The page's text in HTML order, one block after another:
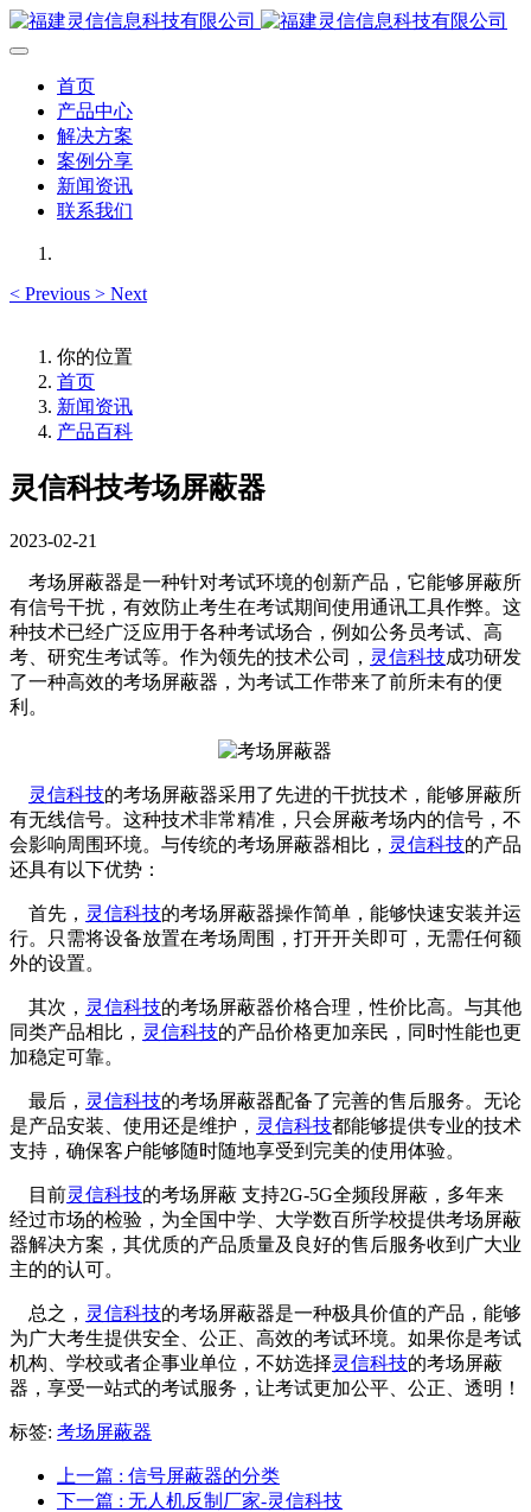
首页
产品中心
解决方案
案例分享
新闻资讯
联系我们
< Previous > Next
你的位置
首页
新闻资讯
产品百科
灵信科技考场屏蔽器
2023-02-21
考场屏蔽器是一种针对考试环境的创新产品，它能够屏蔽所
有信号干扰，有效防止考生在考试期间使用通讯工具作弊。这
种技术已经广泛应用于各种考试场合，例如公务员考试、高
考、研究生考试等。作为领先的技术公司， 灵信科技成功研发
了一种高效的考场屏蔽器，为考试工作带来了前所未有的便
利。
灵信科技的考场屏蔽器采用了先进的干扰技术，能够屏蔽所
有无线信号。这种技术非常精准，只会屏蔽考场内的信号，不
会影响周围环境。与传统的考场屏蔽器相比， 灵信科技的产品
还具有以下优势：
首先， 灵信科技的考场屏蔽器操作简单，能够快速安装并运
行。只需将设备放置在考场周围，打开开关即可，无需任何额
外的设置。
其次， 灵信科技的考场屏蔽器价格合理，性价比高。与其他
同类产品相比， 灵信科技的产品价格更加亲民，同时性能也更
加稳定可靠。
最后， 灵信科技的考场屏蔽器配备了完善的售后服务。无论
是产品安装、使用还是维护， 灵信科技都能够提供专业的技术
支持，确保客户能够随时随地享受到完美的使用体验。
目前灵信科技的考场屏蔽 支持2G-5G全频段屏蔽，多年来
经过市场的检验，为全国中学、大学数百所学校提供考场屏蔽
器解决方案，其优质的产品质量及良好的售后服务收到广大业
主的的认可。
总之， 灵信科技的考场屏蔽器是一种极具价值的产品，能够
为广大考生提供安全、公正、高效的考试环境。如果你是考试
机构、学校或者企事业单位，不妨选择灵信科技的考场屏蔽
器，享受一站式的考试服务，让考试更加公平、公正、透明！
标签: 考场屏蔽器
上一篇 : 信号屏蔽器的分类
下一篇 : 无人机反制厂家-灵信科技